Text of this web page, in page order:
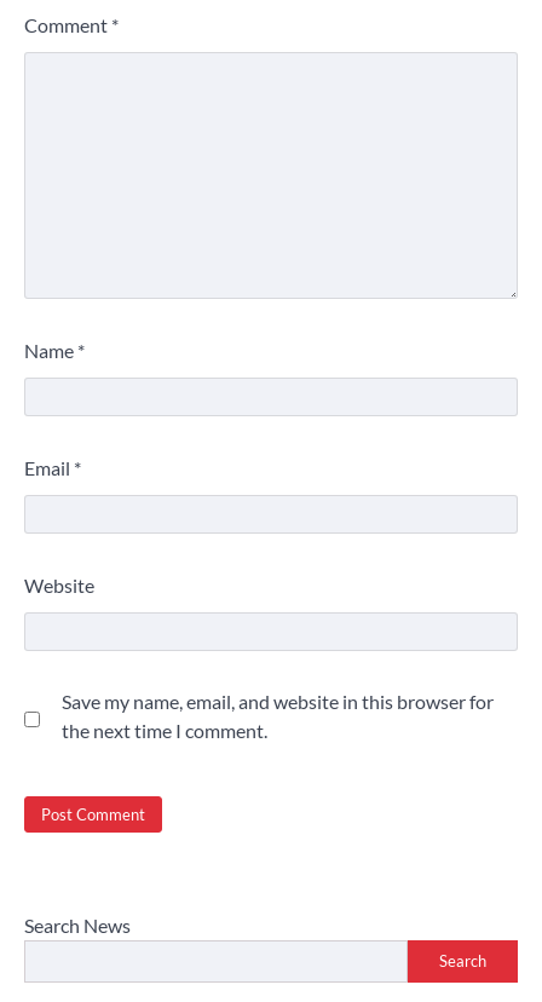
Comment *
Name *
Email *
Website
Save my name, email, and website in this browser for
the next time I comment.
Search News
Search